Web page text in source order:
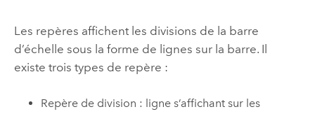
Les repères affichent les divisions de la barre
d’échelle sous la forme de lignes sur la barre. Il
existe trois types de repère :
Repère de division : ligne s’affichant sur les